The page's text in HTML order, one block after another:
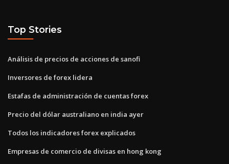
Top Stories
Análisis de precios de acciones de sanofi
Inversores de forex lidera
Estafas de administración de cuentas forex
Precio del dólar australiano en india ayer
Todos los indicadores forex explicados
Empresas de comercio de divisas en hong kong